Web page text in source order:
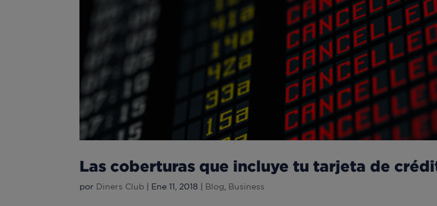
Las coberturas que incluye tu tarjeta de
por Diners Club Ene 11, 2018 Blog Business